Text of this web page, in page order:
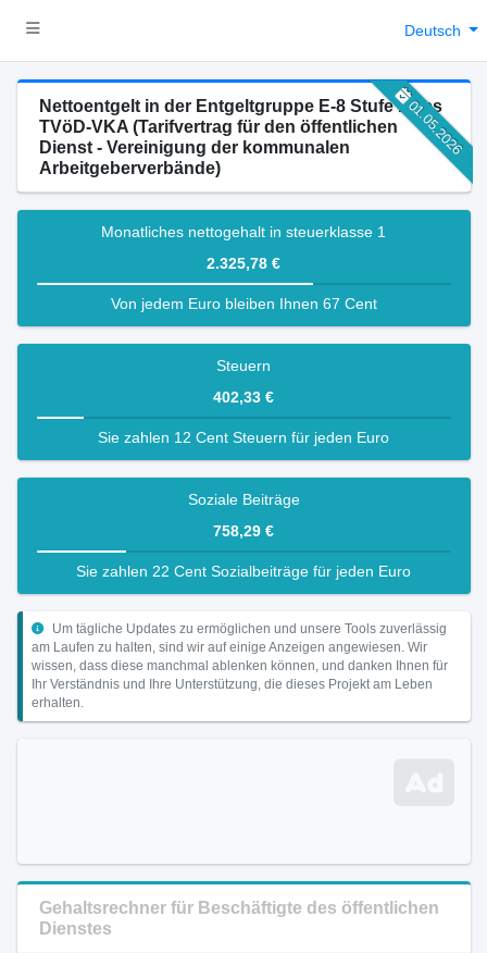
Deutsch
01.05.2026
Nettoentgelt in der Entgeltgruppe E-8 Stufe 1 des
TVöD-VKA (Tarifvertrag für den öffentlichen
Dienst - Vereinigung der kommunalen
Arbeitgeberverbände)
Monatliches nettogehalt in steuerklasse 1
2.325,78 €
Von jedem Euro bleiben Ihnen 67 Cent
Steuern
402,33 €
Sie zahlen 12 Cent Steuern für jeden Euro
Soziale Beiträge
758,29 €
Sie zahlen 22 Cent Sozialbeiträge für jeden Euro
Um tägliche Updates zu ermöglichen und unsere Tools zuverlässig
am Laufen zu halten, sind wir auf einige Anzeigen angewiesen. Wir
wissen, dass diese manchmal ablenken können, und danken Ihnen für
Ihr Verständnis und Ihre Unterstützung, die dieses Projekt am Leben
erhalten.
Gehaltsrechner für Beschäftigte des öffentlichen
Dienstes